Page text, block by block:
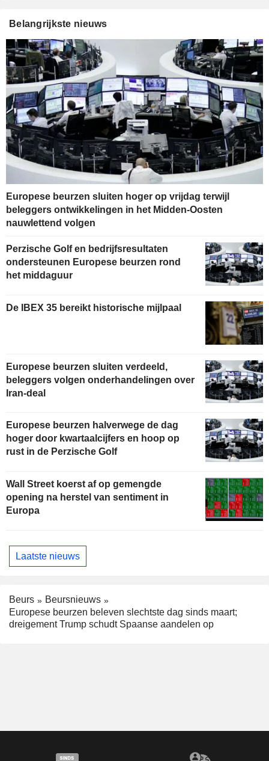
Belangrijkste nieuws
Europese beurzen sluiten hoger op vrijdag terwijl
beleggers ontwikkelingen in het Midden-Oosten
nauwlettend volgen
Perzische Golf en bedrijfsresultaten
ondersteunen Europese beurzen rond
het middaguur
De IBEX 35 bereikt historische mijlpaal
Europese beurzen sluiten verdeeld,
beleggers volgen onderhandelingen over
Iran-deal
Europese beurzen halverwege de dag
hoger door kwartaalcijfers en hoop op
rust in de Perzische Golf
Wall Street koerst af op gemengde
opening na herstel van sentiment in
Europa
Laatste nieuws
Beurs
Beursnieuws
Europese beurzen beleven slechtste dag sinds maart;
dreigement Trump schudt Spaanse aandelen op